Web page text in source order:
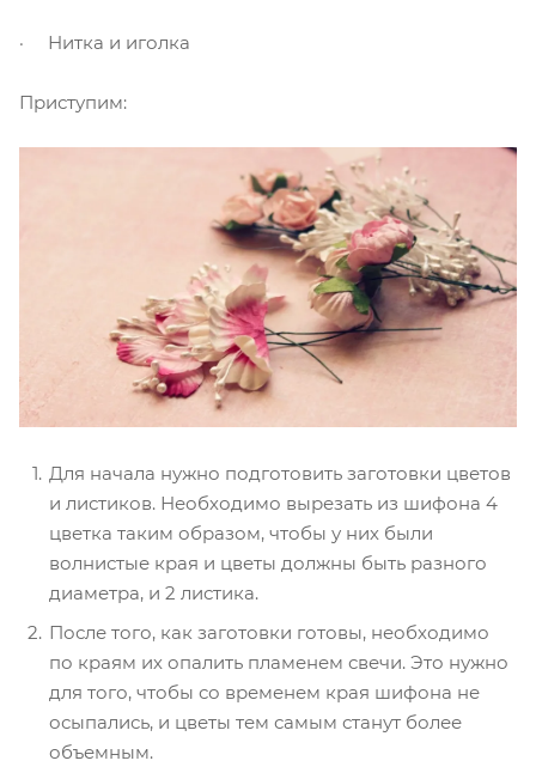
· Нитка и иголка
Приступим:
Для начала нужно подготовить заготовки цветов
и листиков. Необходимо вырезать из шифона 4
цветка таким образом, чтобы у них были
волнистые края и цветы должны быть разного
диаметра, и 2 листика.
После того, как заготовки готовы, необходимо
по краям их опалить пламенем свечи. Это нужно
для того, чтобы со временем края шифона не
осыпались, и цветы тем самым станут более
объемным.